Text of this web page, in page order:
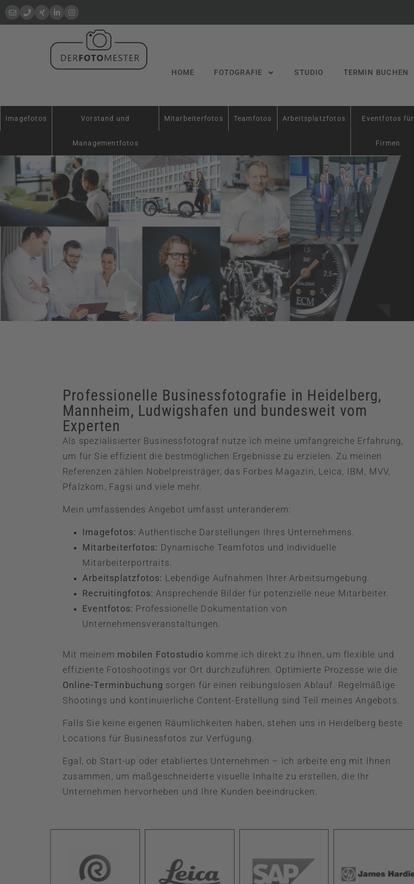
HOME FOTOGRAFIE STUDIO TERMIN BUCHEN
Imagefotos Vorstand und
Managementfotos
Mitarbeiterfotos Teamfotos Arbeitsplatzfotos Eventfotos für
Firmen
Professionelle Businessfotografie in Heidelberg,
Mannheim, Ludwigshafen und bundesweit vom
Experten
Als spezialisierter Businessfotograf nutze ich meine umfangreiche Erfahrung,
um für Sie effizient die bestmöglichen Ergebnisse zu erzielen. Zu meinen
Referenzen zählen Nobelpreisträger, das Forbes Magazin, Leica, IBM, MVV,
Pfalzkom, Fagsi und viele mehr.
Mein umfassendes Angebot umfasst unteranderem:
Imagefotos: Authentische Darstellungen Ihres Unternehmens.
Mitarbeiterfotos: Dynamische Teamfotos und individuelle
Mitarbeiterportraits.
Arbeitsplatzfotos: Lebendige Aufnahmen Ihrer Arbeitsumgebung.
Recruitingfotos: Ansprechende Bilder für potenzielle neue Mitarbeiter.
Eventfotos: Professionelle Dokumentation von
Unternehmensveranstaltungen.
Mit meinem mobilen Fotostudio komme ich direkt zu Ihnen, um flexible und
effiziente Fotoshootings vor Ort durchzuführen. Optimierte Prozesse wie die
Online-Terminbuchung sorgen für einen reibungslosen Ablauf. Regelmäßige
Shootings und kontinuierliche Content-Erstellung sind Teil meines Angebots.
Falls Sie keine eigenen Räumlichkeiten haben, stehen uns in Heidelberg beste
Locations für Businessfotos zur Verfügung.
Egal, ob Start-up oder etabliertes Unternehmen – ich arbeite eng mit Ihnen
zusammen, um maßgeschneiderte visuelle Inhalte zu erstellen, die Ihr
Unternehmen hervorheben und Ihre Kunden beeindrucken.